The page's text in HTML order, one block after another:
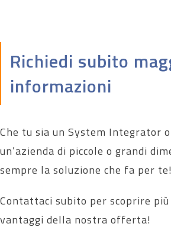
Richiedi subito
informazioni
Che tu sia un System Integrator
un’azienda di piccole o grandi
sempre la soluzione che fa per te!
Contattaci subito per scoprire
vantaggi della nostra offerta!